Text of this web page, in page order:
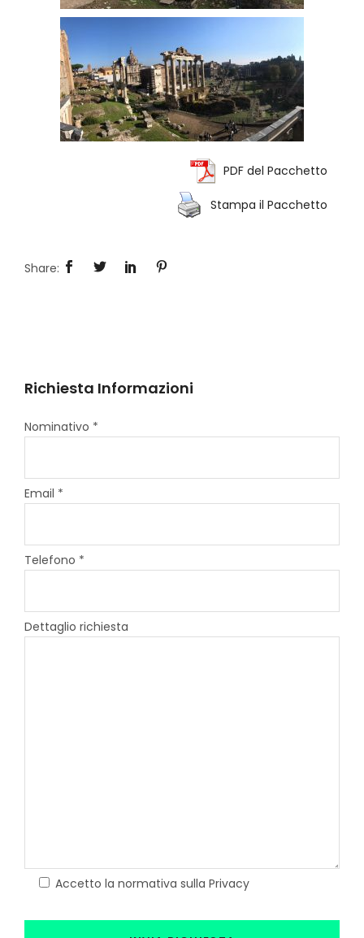
PDF del Pacchetto
Stampa il Pacchetto
Richiesta Informazioni
Nominativo *
Email *
Telefono *
Dettaglio richiesta
Accetto la normativa sulla Privacy